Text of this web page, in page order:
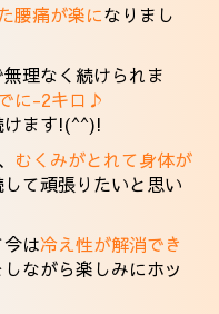
腰痛が楽になりまし
理なく続けられま
に-2キロ♪
けます!(^^)!
むくみがとれて身体が
て頑張りたいと思い
今は冷え性が解消でき
ながら楽しみにホッ